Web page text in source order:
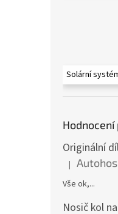
Solární
Originální
Hodnocení
|
Vše ok,...